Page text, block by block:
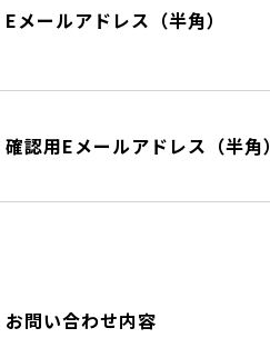
Eメールアドレス（半角）
確認用Eメールアドレス（半角）
お問い合わせ内容